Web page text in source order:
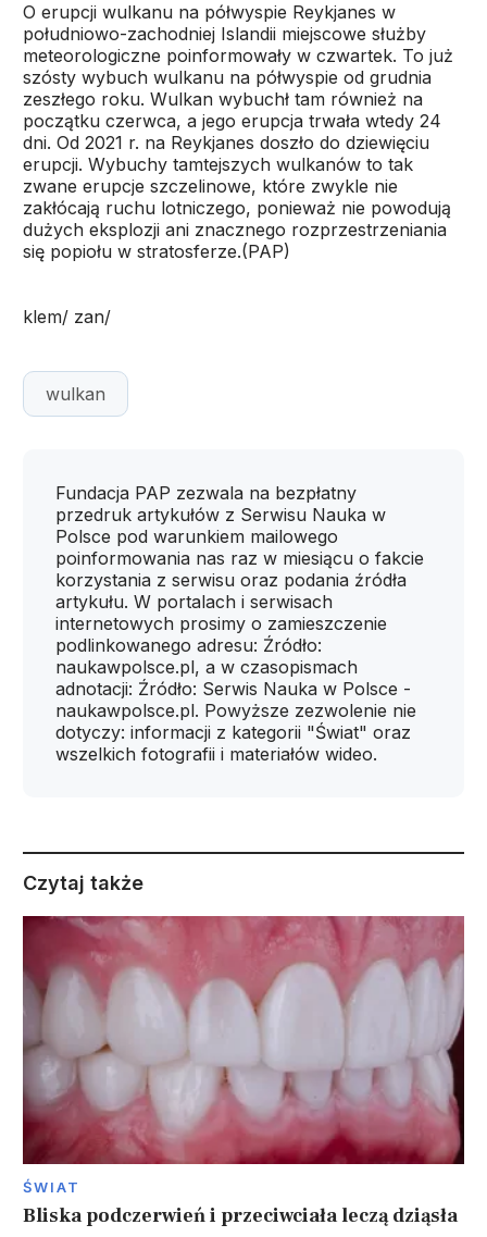
O erupcji wulkanu na półwyspie Reykjanes w
południowo-zachodniej Islandii miejscowe służby
meteorologiczne poinformowały w czwartek. To już
szósty wybuch wulkanu na półwyspie od grudnia
zeszłego roku. Wulkan wybuchł tam również na
początku czerwca, a jego erupcja trwała wtedy 24
dni. Od 2021 r. na Reykjanes doszło do dziewięciu
erupcji. Wybuchy tamtejszych wulkanów to tak
zwane erupcje szczelinowe, które zwykle nie
zakłócają ruchu lotniczego, ponieważ nie powodują
dużych eksplozji ani znacznego rozprzestrzeniania
się popiołu w stratosferze.(PAP)
klem/ zan/
wulkan
Fundacja PAP zezwala na bezpłatny
przedruk artykułów z Serwisu Nauka w
Polsce pod warunkiem mailowego
poinformowania nas raz w miesiącu o fakcie
korzystania z serwisu oraz podania źródła
artykułu. W portalach i serwisach
internetowych prosimy o zamieszczenie
podlinkowanego adresu: Źródło:
naukawpolsce.pl, a w czasopismach
adnotacji: Źródło: Serwis Nauka w Polsce -
naukawpolsce.pl. Powyższe zezwolenie nie
dotyczy: informacji z kategorii "Świat" oraz
wszelkich fotografii i materiałów wideo.
Czytaj także
ŚWIAT
Bliska podczerwień i przeciwciała leczą dziąsła